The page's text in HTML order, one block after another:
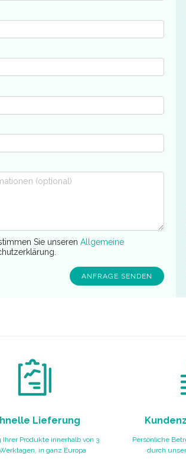
Sie unserenAllgemeine
Lieferung
Ihrer Produkte innerhalb von 3
in ganz Europa
Persönliche
durch